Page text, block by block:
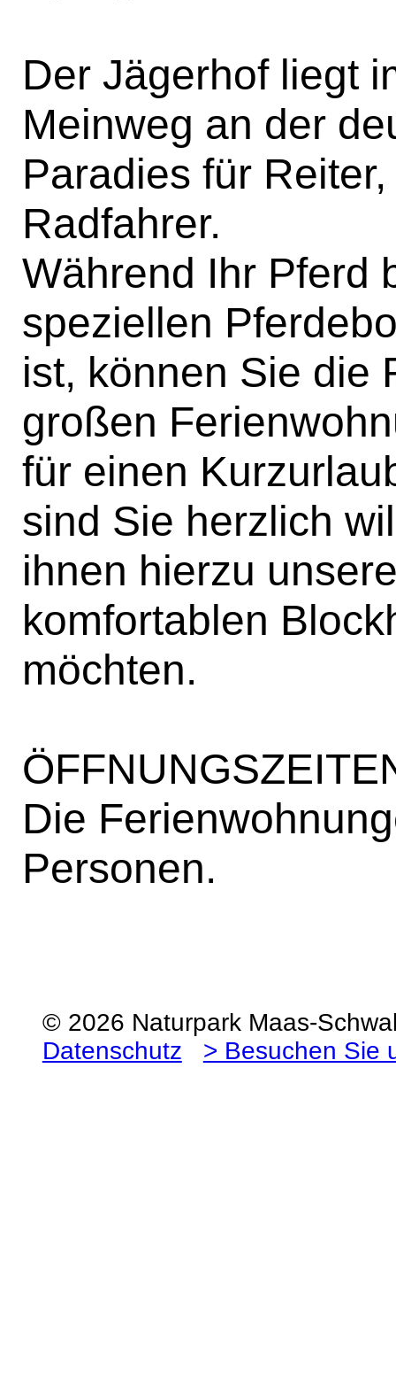
Der Jägerhof liegt
Meinweg an der
Paradies für
Radfahrer.
Während Ihr Pferd
speziellen
ist, können Sie die
großen
für einen
sind Sie herzlich
ihnen hierzu
komfortablen
möchten.
Die
Personen.
© 2026 Naturpark Maas-
Datenschutz
> Besuchen Sie